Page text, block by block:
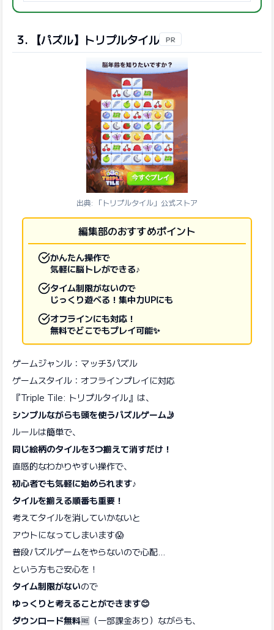
3. 【パズル】トリプルタイル PR
出典: 「トリプルタイル」公式ストア
編集部のおすすめポイント
かんたん操作で
気軽に脳トレができる♪
タイム制限がないので
じっくり遊べる！集中力UPにも
オフラインにも対応！
無料でどこでもプレイ可能✨
ゲームジャンル：マッチ3パズル
ゲームスタイル：オフラインプレイに対応
『Triple Tile: トリプルタイル』は、
シンプルながらも頭を使うパズルゲーム🤳
ルールは簡単で、
同じ絵柄のタイルを3つ揃えて消すだけ！
直感的なわかりやすい操作で、
初心者でも気軽に始められます♪
タイルを揃える順番も重要！
考えてタイルを消していかないと
アウトになってしまいます😱
普段パズルゲームをやらないので心配...
という方もご安心を！
タイム制限がないので
ゆっくりと考えることができます😊
ダウンロード無料🆓（一部課金あり）ながらも、